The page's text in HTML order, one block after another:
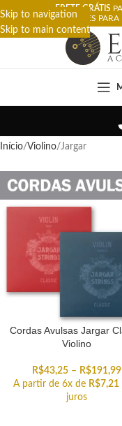
Skip to navigation
Skip to main content
FRETE GRÁTIS
RESTRIÇÕES
Início Violino Jargar
Cordas Avulsas Jargar
Violino
R$43,25 – R$191,99
A partir de 6x de R$7,21
juros